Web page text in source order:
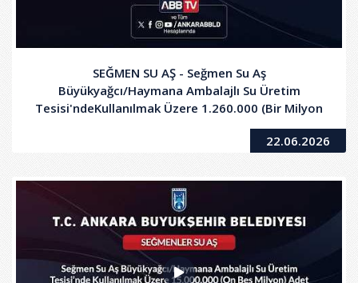
SEĞMEN SU AŞ - Seğmen Su Aş
Büyükyağcı/Haymana Ambalajlı Su Üretim
Tesisi'ndeKullanılmak Üzere 1.260.000 (Bir Milyon
İki Yüz Altmış Bin) Adet 38mm Kapak Ve 1.254.000
(BirMilyon Iki Yüz Elli Dört Bin) Adet 38mm Kulp
22.06.2026